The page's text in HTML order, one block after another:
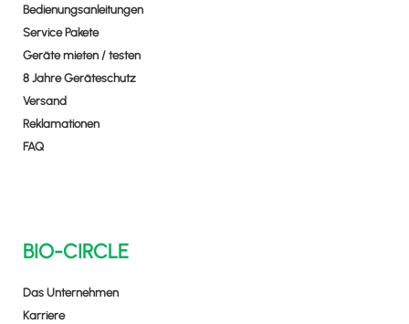
Bedienungsanleitungen
Service Pakete
Geräte mieten / testen
8 Jahre Geräteschutz
Versand
Reklamationen
FAQ
BIO-CIRCLE
Das Unternehmen
Karriere